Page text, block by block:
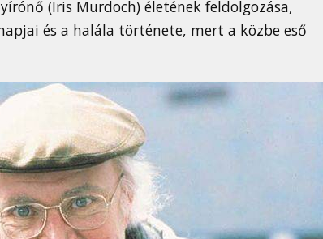
(Iris Murdoch) életének feldolgozása,
és a halála története, mert a közbe eső